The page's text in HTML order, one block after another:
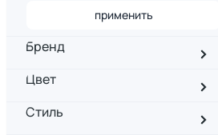
применить
Бренд
Цвет
Стиль